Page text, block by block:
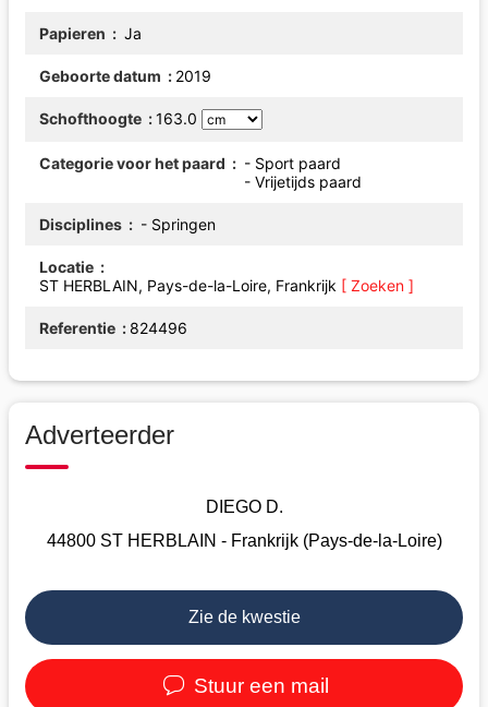
Papieren Ja
Geboorte datum 2019
Schofthoogte 163.0
Categorie voor het paard
- Sport paard
- Vrijetijds paard
Disciplines - Springen
Locatie
ST HERBLAIN, Pays-de-la-Loire, Frankrijk [ Zoeken ]
Referentie 824496
Adverteerder
DIEGO D.
44800 ST HERBLAIN - Frankrijk (Pays-de-la-Loire)
Zie de kwestie
Stuur een mail